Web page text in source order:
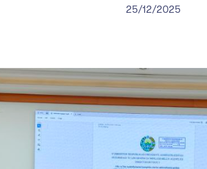
25/12/2025